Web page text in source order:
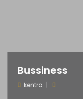
Bussiness
kentro